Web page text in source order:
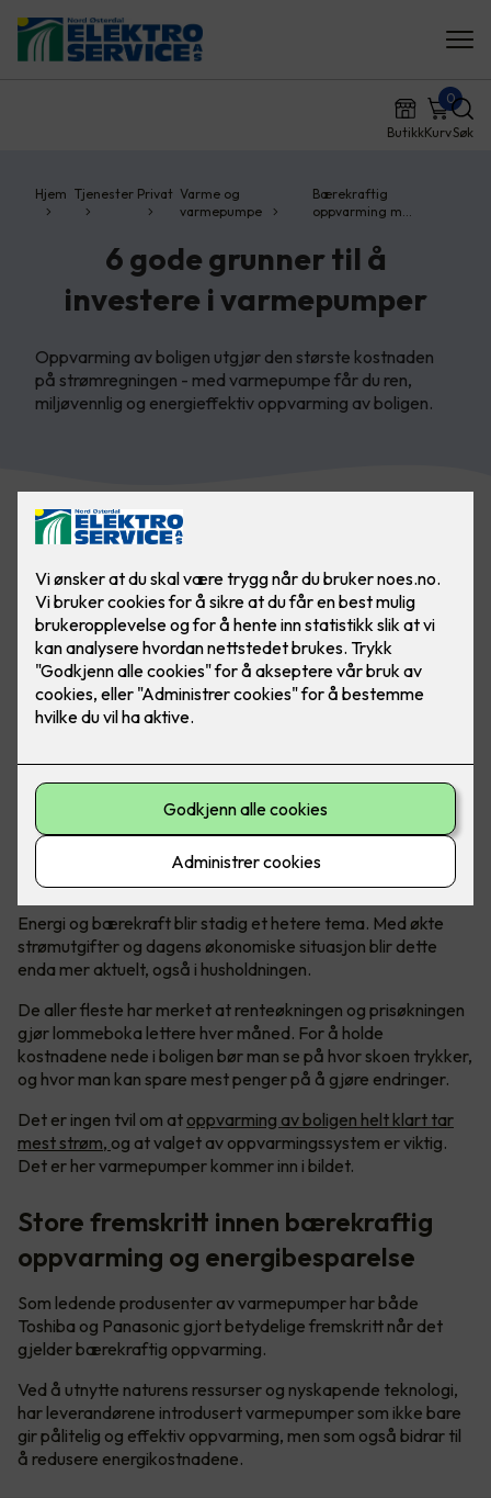
ButikkKurv
0
Søk
Hjem Tjenester Privat Varme og
varmepumpe
Bærekraftig
oppvarming m…
6 gode grunner til å
investere i varmepumper
Oppvarming av boligen utgjør den største kostnaden
på strømregningen - med varmepumpe får du ren,
miljøvennlig og energieffektiv oppvarming av boligen.
Moderne varmepumper har utviklet seg veldig de siste
årene, både på design og teknologi.
Hvordan holde kostnadene nede?
Energi og bærekraft blir stadig et hetere tema. Med økte
strømutgifter og dagens økonomiske situasjon blir dette
enda mer aktuelt, også i husholdningen.
De aller fleste har merket at renteøkningen og prisøkningen
gjør lommeboka lettere hver måned. For å holde
kostnadene nede i boligen bør man se på hvor skoen trykker,
og hvor man kan spare mest penger på å gjøre endringer.
Det er ingen tvil om at oppvarming av boligen helt klart tar
mest strøm, og at valget av oppvarmingssystem er viktig.
Det er her varmepumper kommer inn i bildet.
Store fremskritt innen bærekraftig
oppvarming og energibesparelse
Som ledende produsenter av varmepumper har både
Toshiba og Panasonic gjort betydelige fremskritt når det
gjelder bærekraftig oppvarming.
Ved å utnytte naturens ressurser og nyskapende teknologi,
har leverandørene introdusert varmepumper som ikke bare
gir pålitelig og effektiv oppvarming, men som også bidrar til
å redusere energikostnadene.